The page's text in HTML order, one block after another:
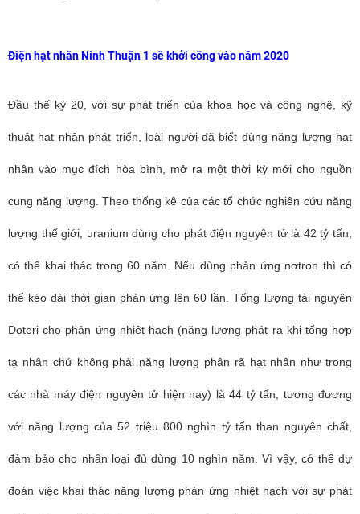
Điện hạt nhân Ninh Thuận 1 sẽ khởi công vào năm 2020
Đầu thế kỷ 20, với sự phát triển của khoa học và công nghệ, kỹ
thuật hạt nhân phát triển, loài người đã biết dùng năng lượng hạt
nhân vào mục đích hòa bình, mở ra một thời kỳ mới cho nguồn
cung năng lượng. Theo thống kê của các tổ chức nghiên cứu năng
lượng thế giới, uranium dùng cho phát điện nguyên tử là 42 tỷ tấn,
có thể khai thác trong 60 năm. Nếu dùng phản ứng nơtron thì có
thể kéo dài thời gian phản ứng lên 60 lần. Tổng lượng tài nguyên
Doteri cho phản ứng nhiệt hạch (năng lượng phát ra khi tổng hợp
tạ nhân chứ không phải năng lượng phân rã hạt nhân như trong
các nhà máy điện nguyên tử hiện nay) là 44 tỷ tấn, tương đương
với năng lượng của 52 triệu 800 nghìn tỷ tấn than nguyên chất,
đảm bảo cho nhân loại đủ dùng 10 nghìn năm. Vì vậy, có thể dự
đoán việc khai thác năng lượng phản ứng nhiệt hạch với sự phát